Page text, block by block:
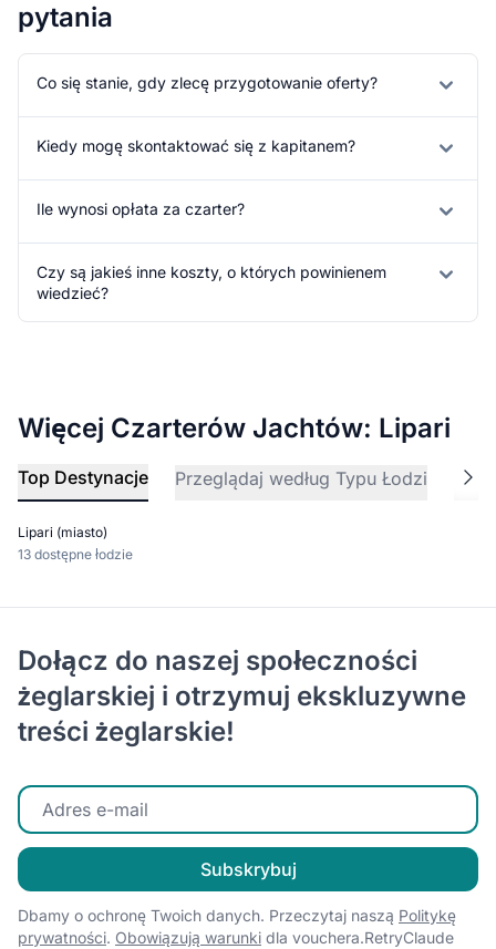
pytania
Co się stanie, gdy zlecę przygotowanie oferty?
Kiedy mogę skontaktować się z kapitanem?
Ile wynosi opłata za czarter?
Czy są jakieś inne koszty, o których powinienem
wiedzieć?
Więcej Czarterów Jachtów: Lipari
Top Destynacje Przeglądaj według Typu Łodzi
Lipari (miasto)
13 dostępne łodzie
Dołącz do naszej społeczności
żeglarskiej i otrzymuj ekskluzywne
treści żeglarskie!
Wprowadź swój adres e-mail
Subskrybuj
Dbamy o ochronę Twoich danych. Przeczytaj naszą Politykę
prywatności. Obowiązują warunki dla vouchera.RetryClaude